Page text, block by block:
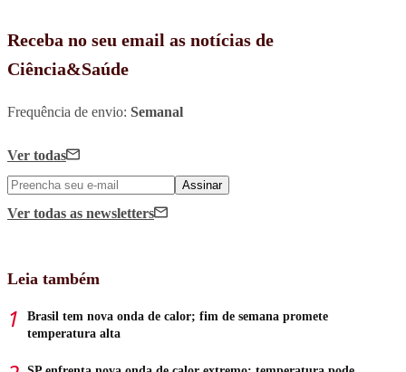
Receba no seu email as notícias de
Ciência&Saúde
Frequência de envio: Semanal
Ver todas
Assinar
Ver todas as newsletters
Leia também
Brasil tem nova onda de calor; fim de semana promete
temperatura alta